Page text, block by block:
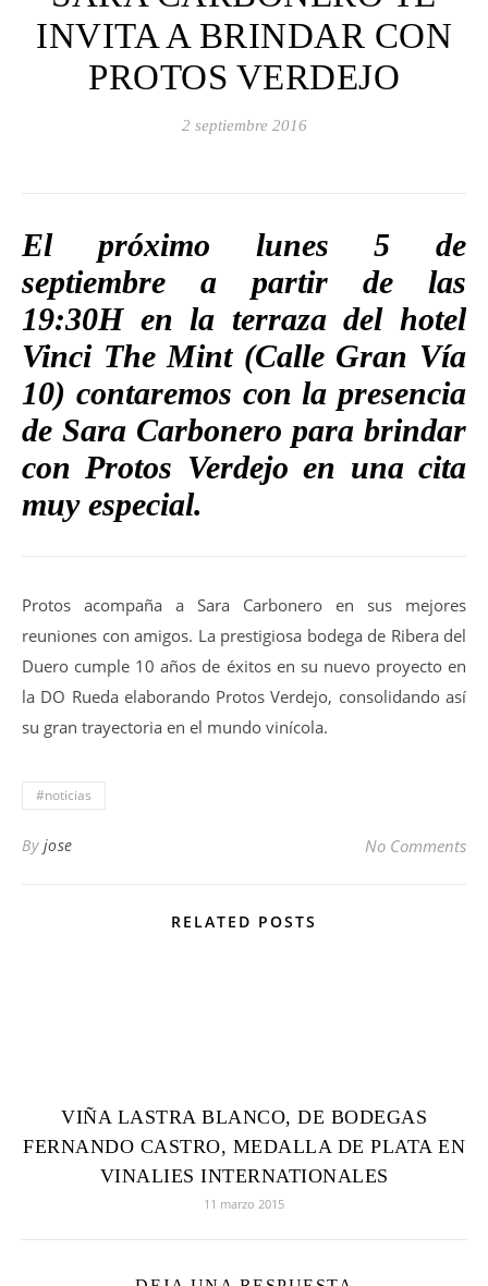
INVITA A BRINDAR CON
PROTOS VERDEJO
2 septiembre 2016
El próximo lunes 5 de
septiembre a partir de las
19:30H en la terraza del hotel
Vinci The Mint (Calle Gran Vía
10) contaremos con la presencia
de Sara Carbonero para brindar
con Protos Verdejo en una cita
muy especial.
Protos acompaña a Sara Carbonero en sus mejores
reuniones con amigos. La prestigiosa bodega de Ribera del
Duero cumple 10 años de éxitos en su nuevo proyecto en
la DO Rueda elaborando Protos Verdejo, consolidando así
su gran trayectoria en el mundo vinícola.
#noticias
By jose No Comments
RELATED POSTS
VIÑA LASTRA BLANCO, DE BODEGAS
FERNANDO CASTRO, MEDALLA DE PLATA EN
VINALIES INTERNATIONALES
11 marzo 2015